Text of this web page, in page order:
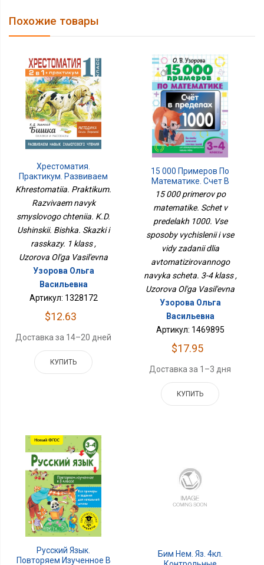
Похожие товары
Хрестоматия.
Практикум. Развиваем
Навык Смыслового
Бишка. Сказки И
Рассказы. 1 Класс
Khrestomatiia. Praktikum.
Razvivaem navyk
smyslovogo chteniia. K.D.
Ushinskii. Bishka. Skazki i
rasskazy. 1 klass ,
Uzorova Ol'ga Vasil'evna
Узорова Ольга
Васильевна
Артикул: 1328172
$12.63
Доставка за 14–20 дней
КУПИТЬ
15 000 Примеров По
Математике. Счет В
Пределах 1000. Все
Способы Вычислений И
Все Виды Заданий Для
Автоматизированного
Навыка Счета. 3-4 Класс
15 000 primerov po
matematike. Schet v
predelakh 1000. Vse
sposoby vychislenii i vse
vidy zadanii dlia
avtomatizirovannogo
navyka scheta. 3-4 klass ,
Uzorova Ol'ga Vasil'evna
Узорова Ольга
Васильевна
Артикул: 1469895
$17.95
Доставка за 1–3 дня
КУПИТЬ
Русский Язык.
Повторяем Изученное В
Бим Нем. Яз. 4кл.